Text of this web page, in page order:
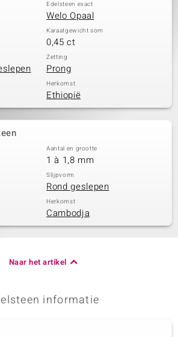
Edelsteen exact
Welo Opaal
Karaatgewicht som
0,45 ct
Zetting
Prong
Herkomst
Ethiopië
Aantal en grootte
1 à 1,8 mm
Slijpvorm
Rond geslepen
Herkomst
Cambodja
Naar het artikel
informatie